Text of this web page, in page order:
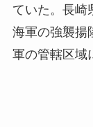
ていた。長崎
海軍の強襲揚
軍の管轄区域